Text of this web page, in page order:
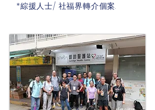
*綜援人士/ 社福界轉介個案.